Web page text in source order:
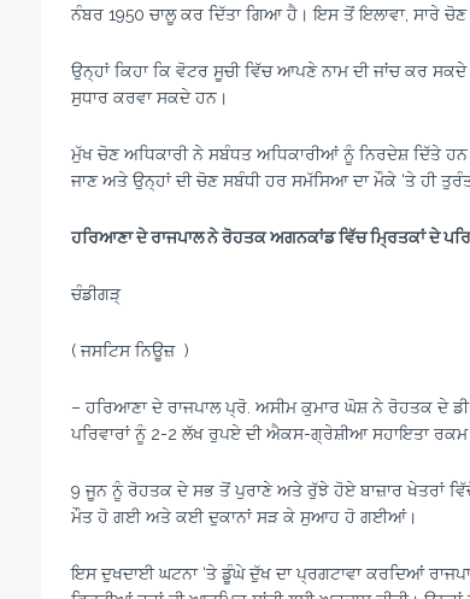
ਨੰਬਰ 1950 ਚਾਲੂ ਕਰ ਦਿੱਤਾ ਗਿਆ ਹੈ। ਇਸ ਤੋਂ ਇਲਾਵਾ, ਸਾਰੇ
ਉਨ੍ਹਾਂ ਕਿਹਾ ਕਿ ਵੋਟਰ ਸੂਚੀ ਵਿੱਚ ਆਪਣੇ ਨਾਮ ਦੀ ਜਾਂਚ ਕਰ
ਸੁਧਾਰ ਕਰਵਾ ਸਕਦੇ ਹਨ।
ਮੁੱਖ ਚੋਣ ਅਧਿਕਾਰੀ ਨੇ ਸਬੰਧਤ ਅਧਿਕਾਰੀਆਂ ਨੂੰ ਨਿਰਦੇਸ਼ ਦਿੱਤੇ
ਜਾਣ ਅਤੇ ਉਨ੍ਹਾਂ ਦੀ ਚੋਣ ਸਬੰਧੀ ਹਰ ਸਮੱਸਿਆ ਦਾ ਮੌਕੇ ‘ਤੇ ਹੀ
ਹਰਿਆਣਾ ਦੇ ਰਾਜਪਾਲ ਨੇ ਰੋਹਤਕ ਅਗਨਕਾਂਡ ਵਿੱਚ ਮ੍ਰਿਤਕਾਂ ਦੇ
ਚੰਡੀਗੜ੍
( ਜਸਟਿਸ ਨਿਊਜ਼ )
– ਹਰਿਆਣਾ ਦੇ ਰਾਜਪਾਲ ਪ੍ਰੋ. ਅਸੀਮ ਕੁਮਾਰ ਘੋਸ਼ ਨੇ ਰੋਹਤਕ ਦੇ
ਪਰਿਵਾਰਾਂ ਨੂੰ 2-2 ਲੱਖ ਰੁਪਏ ਦੀ ਐਕਸ-ਗ੍ਰੇਸ਼ੀਆ ਸਹਾਇਤਾ ਰਕਮ
9 ਜੂਨ ਨੂੰ ਰੋਹਤਕ ਦੇ ਸਭ ਤੋਂ ਪੁਰਾਣੇ ਅਤੇ ਰੁੱਝੇ ਹੋਏ ਬਾਜ਼ਾਰ ਖੇਤਰਾਂ
ਮੌਤ ਹੋ ਗਈ ਅਤੇ ਕਈ ਦੁਕਾਨਾਂ ਸੜ ਕੇ ਸੁਆਹ ਹੋ ਗਈਆਂ।
ਇਸ ਦੁਖਦਾਈ ਘਟਨਾ ‘ਤੇ ਡੂੰਘੇ ਦੁੱਖ ਦਾ ਪ੍ਰਗਟਾਵਾ ਕਰਦਿਆਂ